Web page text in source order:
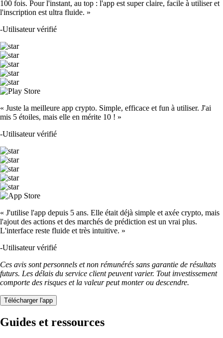
100 fois. Pour l'instant, au top : l'app est super claire, facile à utiliser et
l'inscription est ultra fluide. »
-Utilisateur vérifié
« Juste la meilleure app crypto. Simple, efficace et fun à utiliser. J'ai
mis 5 étoiles, mais elle en mérite 10 ! »
-Utilisateur vérifié
« J'utilise l'app depuis 5 ans. Elle était déjà simple et axée crypto, mais
l'ajout des actions et des marchés de prédiction est un vrai plus.
L'interface reste fluide et très intuitive. »
-Utilisateur vérifié
Ces avis sont personnels et non rémunérés sans garantie de résultats
futurs. Les délais du service client peuvent varier. Tout investissement
comporte des risques et la valeur peut monter ou descendre.
Télécharger l'app
Guides et ressources